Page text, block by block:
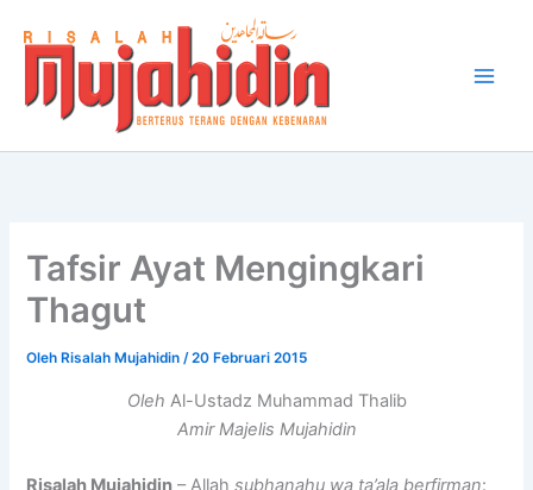
konten
Tafsir Ayat Mengingkari
Thagut
Oleh Risalah Mujahidin/20 Februari 2015
Oleh Al-Ustadz Muhammad Thalib
Amir Majelis Mujahidin
Risalah Mujahidin – Allahsubhanahu wa ta’ala berfirman: